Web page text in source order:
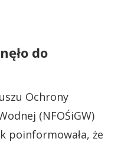
do
Ochrony
(NFOŚiGW)
poinformowała, że